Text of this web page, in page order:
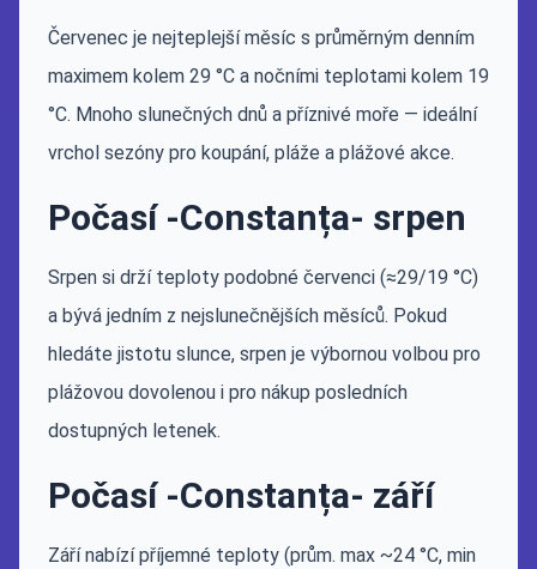
Červenec je nejteplejší měsíc s průměrným denním
maximem kolem 29 °C a nočními teplotami kolem 19
°C. Mnoho slunečných dnů a příznivé moře — ideální
vrchol sezóny pro koupání, pláže a plážové akce.
Počasí -Constanța- srpen
Srpen si drží teploty podobné červenci (≈29/19 °C)
a bývá jedním z nejslunečnějších měsíců. Pokud
hledáte jistotu slunce, srpen je výbornou volbou pro
plážovou dovolenou i pro nákup posledních
dostupných letenek.
Počasí -Constanța- září
Září nabízí příjemné teploty (prům. max ~24 °C, min